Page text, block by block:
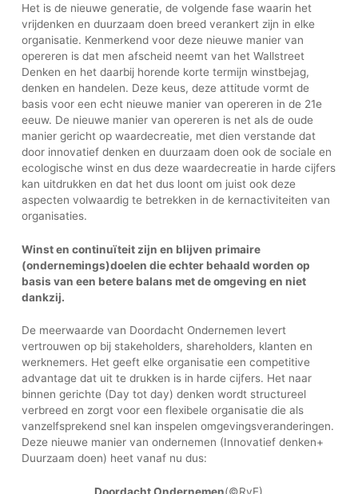
Het is de nieuwe generatie, de volgende fase waarin het
vrijdenken en duurzaam doen breed verankert zijn in elke
organisatie. Kenmerkend voor deze nieuwe manier van
opereren is dat men afscheid neemt van het Wallstreet
Denken en het daarbij horende korte termijn winstbejag,
denken en handelen. Deze keus, deze attitude vormt de
basis voor een echt nieuwe manier van opereren in de 21e
eeuw. De nieuwe manier van opereren is net als de oude
manier gericht op waardecreatie, met dien verstande dat
door innovatief denken en duurzaam doen ook de sociale en
ecologische winst en dus deze waardecreatie in harde cijfers
kan uitdrukken en dat het dus loont om juist ook deze
aspecten volwaardig te betrekken in de kernactiviteiten van
organisaties.
Winst en continuïteit zijn en blijven primaire
(ondernemings)doelen die echter behaald worden op
basis van een betere balans met de omgeving en niet
dankzij.
De meerwaarde van Doordacht Ondernemen levert
vertrouwen op bij stakeholders, shareholders, klanten en
werknemers. Het geeft elke organisatie een competitive
advantage dat uit te drukken is in harde cijfers. Het naar
binnen gerichte (Day tot day) denken wordt structureel
verbreed en zorgt voor een flexibele organisatie die als
vanzelfsprekend snel kan inspelen omgevingsveranderingen.
Deze nieuwe manier van ondernemen (Innovatief denken+
Duurzaam doen) heet vanaf nu dus: